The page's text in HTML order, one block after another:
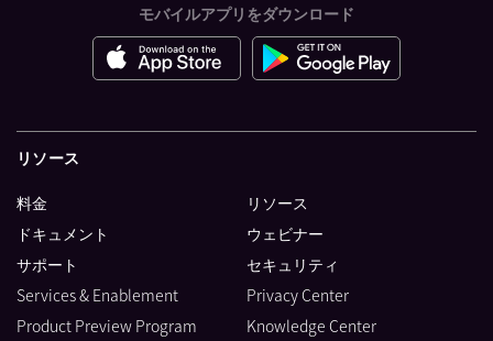
モバイルアプリをダウンロード
リソース
料金
ドキュメント
サポート
Services & Enablement
Product Preview Program
リソース
ウェビナー
セキュリティ
Privacy Center
Knowledge Center